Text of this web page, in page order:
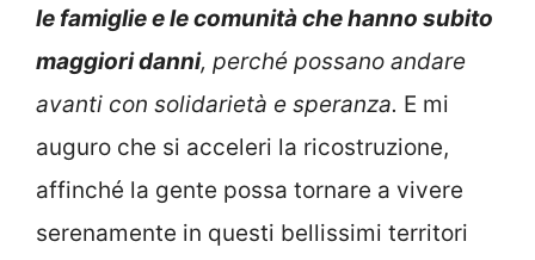
le famiglie e le comunità che hanno subito
maggiori danni, perché possano andare
avanti con solidarietà e speranza. E mi
auguro che si acceleri la ricostruzione,
affinché la gente possa tornare a vivere
serenamente in questi bellissimi territori